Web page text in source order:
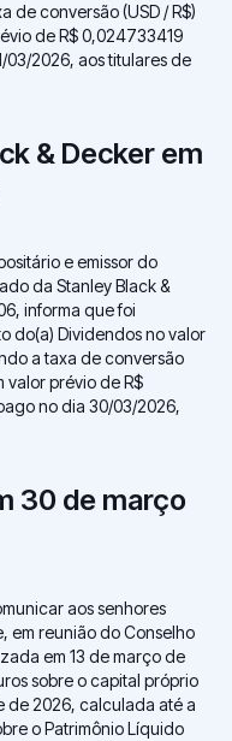
de conversão (USD / R$)
de R$ 0,024733419
03/2026, aos titulares de
& Decker em
e emissor do
da Stanley Black &
informa que foi
do(a) Dividendos no valor
a taxa de conversão
valor prévio de R$
no dia 30/03/2026,
30 de março
aos senhores
em reunião do Conselho
em 13 de março de
sobre o capital próprio
de 2026, calculada até a
o Patrimônio Líquido